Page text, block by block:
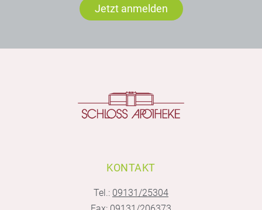
Jetzt anmelden
KONTAKT
Tel.: 09131/25304